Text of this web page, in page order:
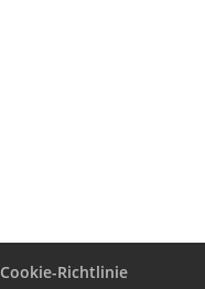
Cookie-Richtlinie